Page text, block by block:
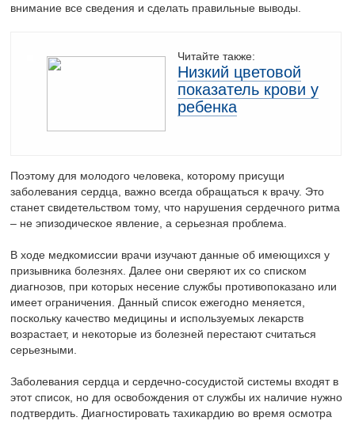
внимание все сведения и сделать правильные выводы.
Читайте также:
Низкий цветовой
показатель крови у
ребенка
Поэтому для молодого человека, которому присущи
заболевания сердца, важно всегда обращаться к врачу. Это
станет свидетельством тому, что нарушения сердечного ритма
– не эпизодическое явление, а серьезная проблема.
В ходе медкомиссии врачи изучают данные об имеющихся у
призывника болезнях. Далее они сверяют их со списком
диагнозов, при которых несение службы противопоказано или
имеет ограничения.Данный список ежегодно меняется,
поскольку качество медицины и используемых лекарств
возрастает, и некоторые из болезней перестают считаться
серьезными.
Заболевания сердца и сердечно-сосудистой системы входят в
этот список, но для освобождения от службы их наличие нужно
подтвердить. Диагностировать тахикардию во время осмотра